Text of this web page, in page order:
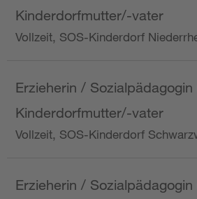
Kinderdorfmutter/-vater
Vollzeit, SOS-Kinderdorf
Erzieherin /
Kinderdorfmutter/-vater
Vollzeit, SOS-Kinderdorf
Erzieherin /